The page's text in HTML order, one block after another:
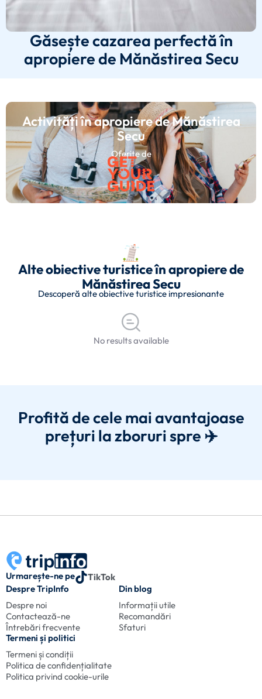
Găsește cazarea perfectă în
apropiere de Mănăstirea Secu
Activități în apropiere de Mănăstirea
Secu
Oferite de
Alte obiective turistice în apropiere de
Mănăstirea Secu
Descoperă alte obiective turistice impresionante
No results available
Profită de cele mai avantajoase
prețuri la zboruri spre ✈️
Urmarește-ne pe
TikTok
Despre TripInfo
Despre noi
Contactează-ne
Întrebări frecvente
Din blog
Informații utile
Recomandări
Sfaturi
Termeni și politici
Termeni și condiții
Politica de confidențialitate
Politica privind cookie-urile